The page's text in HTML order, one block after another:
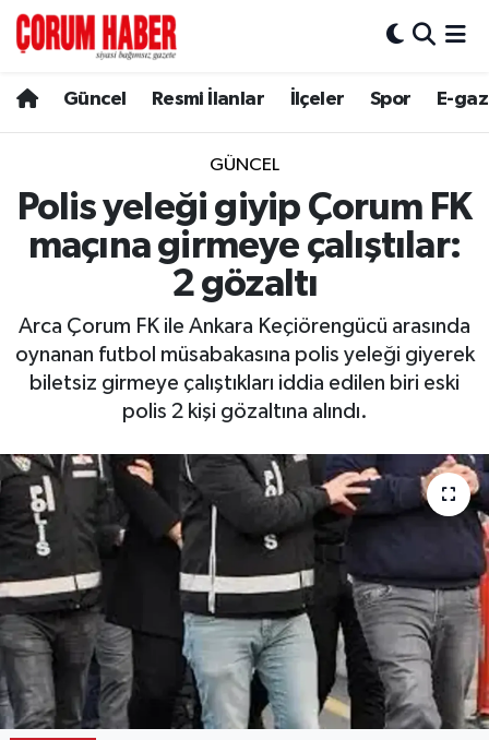
Güncel Resmi İlanlar İlçeler Spor E-
GÜNCEL
Polis yeleği giyip Çorum FK
maçına girmeye çalıştılar:
2 gözaltı
Arca Çorum FK ile Ankara Keçiörengücü arasında
oynanan futbol müsabakasına polis yeleği giyerek
biletsiz girmeye çalıştıkları iddia edilen biri eski
polis 2 kişi gözaltına alındı.
Spor
Resmi İlanlar
Alaca
Boğazkale
Dodurga
İskilip
Kargı
Laçin
Mecitözü
Oğuzlar
Hava Durumu
Çorum Namaz Vakitleri
Trafik Durumu
Süper Lig Puan Durumu ve Fikstür
Tüm Manşetler
Son Dakika Haberleri
Haber Arşivi